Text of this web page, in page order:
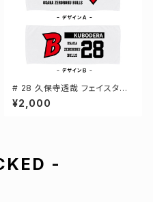
# 28 久保寺透哉 フェイスタオ
ル 選手還元 2デザイン FT014
4
¥2,000
-